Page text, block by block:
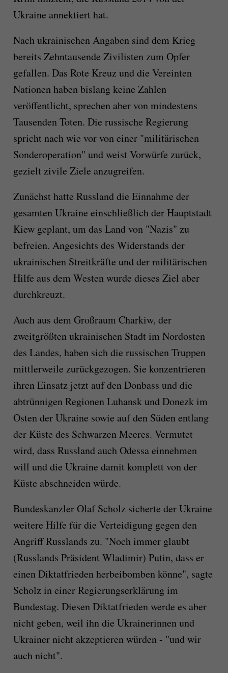
Ukraine annektiert hat.
Nach ukrainischen Angaben sind dem Krieg
bereits Zehntausende Zivilisten zum Opfer
gefallen. Das Rote Kreuz und die Vereinten
Nationen haben bislang keine Zahlen
veröffentlicht, sprechen aber von mindestens
Tausenden Toten. Die russische Regierung
spricht nach wie vor von einer "militärischen
Sonderoperation" und weist Vorwürfe zurück,
gezielt zivile Ziele anzugreifen.
Zunächst hatte Russland die Einnahme der
gesamten Ukraine einschließlich der Hauptstadt
Kiew geplant, um das Land von "Nazis" zu
befreien. Angesichts des Widerstands der
ukrainischen Streitkräfte und der militärischen
Hilfe aus dem Westen wurde dieses Ziel aber
durchkreuzt.
Auch aus dem Großraum Charkiw, der
zweitgrößten ukrainischen Stadt im Nordosten
des Landes, haben sich die russischen Truppen
mittlerweile zurückgezogen. Sie konzentrieren
ihren Einsatz jetzt auf den Donbass und die
abtrünnigen Regionen Luhansk und Donezk im
Osten der Ukraine sowie auf den Süden entlang
der Küste des Schwarzen Meeres. Vermutet
wird, dass Russland auch Odessa einnehmen
will und die Ukraine damit komplett von der
Küste abschneiden würde.
Bundeskanzler Olaf Scholz sicherte der Ukraine
weitere Hilfe für die Verteidigung gegen den
Angriff Russlands zu. "Noch immer glaubt
(Russlands Präsident Wladimir) Putin, dass er
einen Diktatfrieden herbeibomben könne", sagte
Scholz in einer Regierungserklärung im
Bundestag. Diesen Diktatfrieden werde es aber
nicht geben, weil ihn die Ukrainerinnen und
Ukrainer nicht akzeptieren würden - "und wir
auch nicht".